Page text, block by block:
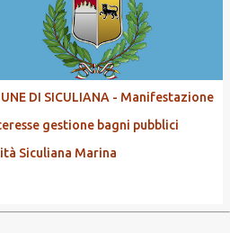
DI SICULIANA - Manifestazione
gestione bagni pubblici
Siculiana Marina